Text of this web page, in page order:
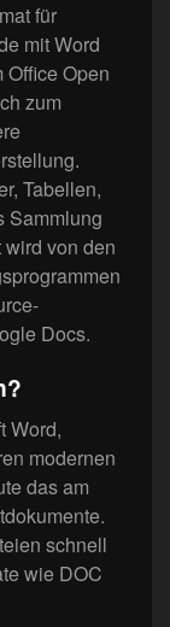
für
mit Word
Office Open
zum
Tabellen,
Sammlung
von den
Docs.
Word,
modernen
das am
schnell
wie DOC